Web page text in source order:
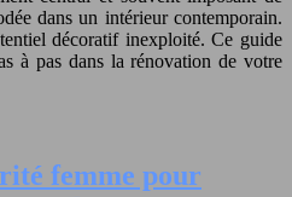
dans un intérieur contemporain.
décoratif inexploité. Ce guide
à pas dans la rénovation de votre
femme pour